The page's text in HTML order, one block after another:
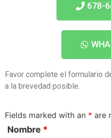
678-
Favor complete el formulario
a la brevedad posible.
Fields marked with an * are
Nombre *